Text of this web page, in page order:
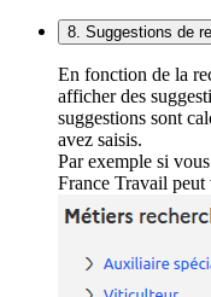
8. Suggestions de
En fonction de la
afficher des
suggestions sont
avez saisis.
Par exemple si
France Travail peut